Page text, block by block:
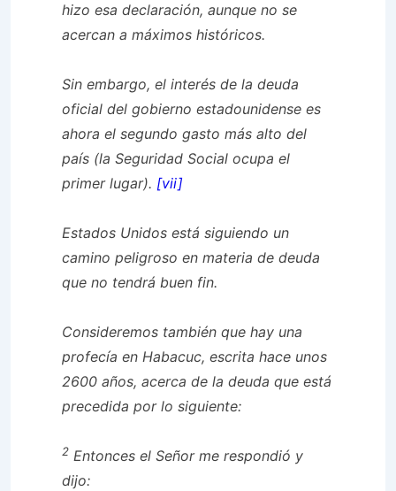
hizo esa declaración, aunque no se
acercan a máximos históricos.
Sin embargo, el interés de la deuda
oficial del gobierno estadounidense es
ahora el segundo gasto más alto del
país (la Seguridad Social ocupa el
primer lugar). [vii]
Estados Unidos está siguiendo un
camino peligroso en materia de deuda
que no tendrá buen fin.
Consideremos también que hay una
profecía en Habacuc, escrita hace unos
2600 años, acerca de la deuda que está
precedida por lo siguiente:
2 Entonces el Señor me respondió y
dijo: